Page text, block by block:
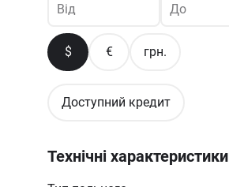
Від До
$ € грн.
Доступний кредит
Технічні характеристики